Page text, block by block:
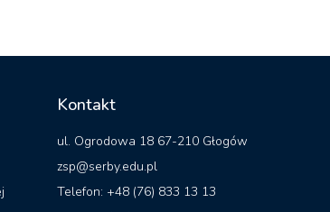
Kontakt
ul. Ogrodowa 18 67-210 Głogów
zsp@serby.edu.pl
Telefon: +48 (76) 833 13 13